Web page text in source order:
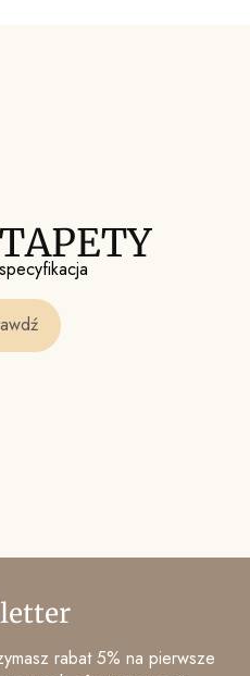
rabat 5% na pierwsze